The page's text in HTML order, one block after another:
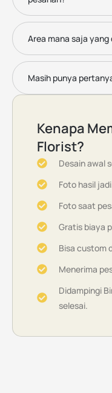
Area mana saja
Masih punya
Kenapa
Florist?
Desain awal
Foto hasil
Foto saat
Gratis biaya
Bisa custom
Menerima
Didampingi
selesai.